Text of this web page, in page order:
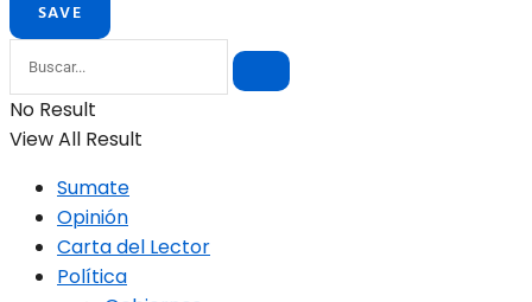
No Result
View All Result
Sumate
Opinión
Carta del Lector
Política